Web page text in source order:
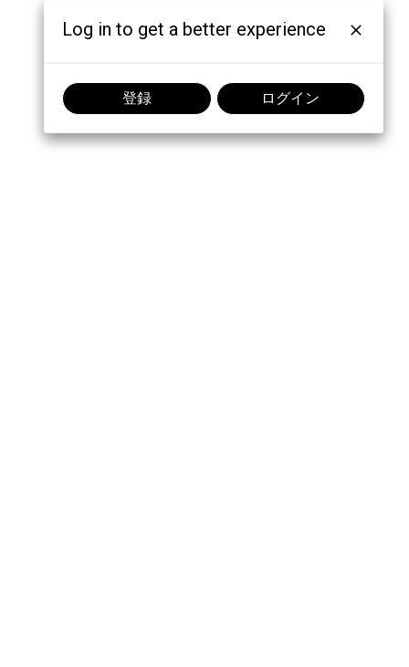
Log in to get a better experience
登録 ログイン